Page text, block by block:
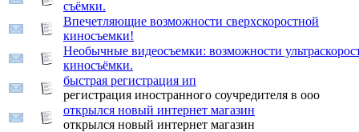
съёмки.
Впечетляющие возможности сверхскоростной
киносъемки!
Необычные видеосъемки: возможности
киносъёмки.
быстрая регистрация ип
регистрация иностранного соучредителя в ооо
открылся новый интернет магазин
открылся новый интернет магазин